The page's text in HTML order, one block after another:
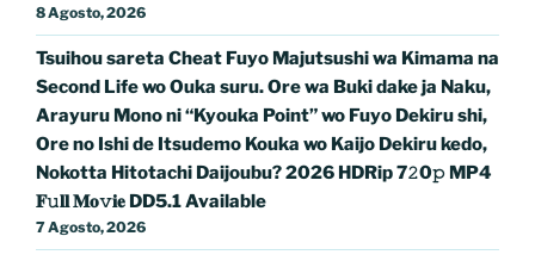
8 Agosto, 2026
Tsuihou sareta Cheat Fuyo Majutsushi wa Kimama na
Second Life wo Ouka suru. Ore wa Buki dake ja Naku,
Arayuru Mono ni “Kyouka Point” wo Fuyo Dekiru shi,
Ore no Ishi de Itsudemo Kouka wo Kaijo Dekiru kedo,
Nokotta Hitotachi Daijoubu? 2026 HDRip 7𝟸0𝚙 MP4
𝐅𝚞𝐥𝐥 𝐌𝐨𝚟𝐢𝐞 DD5.1 Available
7 Agosto, 2026